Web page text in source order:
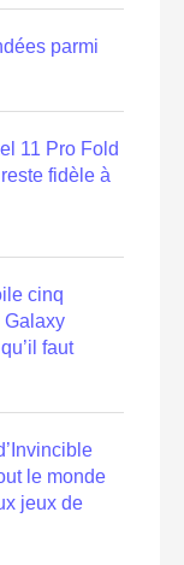
parmi
11 Pro Fold
fidèle à
cinq
Galaxy
faut
le monde
jeux de